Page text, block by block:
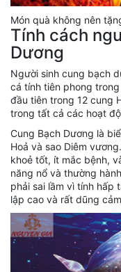
Món quà không nên
Tính cách
Dương
Người sinh cung bạch
cá tính tiên phong
đầu tiên trong 12 cung
trong tất cả các hoạt
Cung Bạch Dương là
Hoả và sao Diêm
khoẻ tốt, ít mắc bệnh,
năng nổ và thường
phải sai lầm vì tính hấp
lập cao và rất dũng